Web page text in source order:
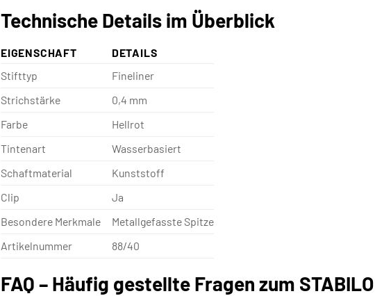
Technische Details im Überblick
EIGENSCHAFT
DETAILS
Stifttyp
Fineliner
Strichstärke
0,4 mm
Farbe
Hellrot
Tintenart
Wasserbasiert
Schaftmaterial
Kunststoff
Clip
Ja
Besondere Merkmale
Metallgefasste Spitze
Artikelnummer
88/40
FAQ – Häufig gestellte Fragen zum